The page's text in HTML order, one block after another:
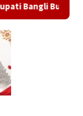
RUU Satu